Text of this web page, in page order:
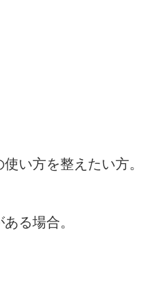
い方を整えたい方。
る場合。